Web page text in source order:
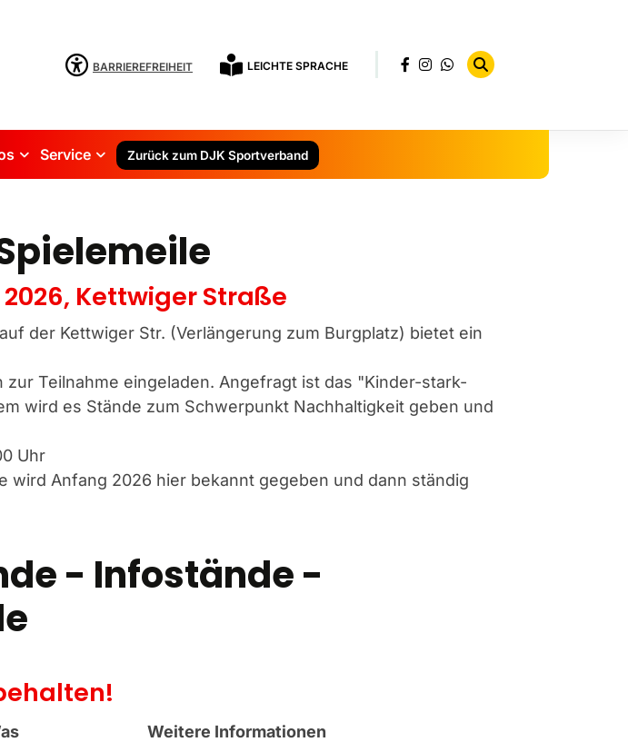
BARRIEREFREIHEIT LEICHTE SPRACHE
Service Zurück zum DJK Sportverband
Kettwiger Straße
der Kettwiger Str. (Verlängerung zum Burgplatz) bietet ein
zur Teilnahme eingeladen. Angefragt ist das "Kinder-stark-
wird es Stände zum Schwerpunkt Nachhaltigkeit geben und
Uhr
wird Anfang 2026 hier bekannt gegeben und dann ständig
- Infostände -
Weitere Informationen